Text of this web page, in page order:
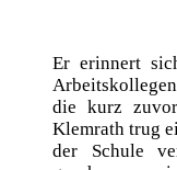
Er erinnert
die kurz
Klemrath trug
der Schule